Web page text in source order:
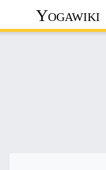
Yogawiki